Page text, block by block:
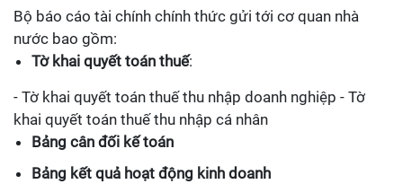
Bộ báo cáo tài chính chính thức gửi tới cơ quan nhà
nước bao gồm:
Tờ khai quyết toán thuế:
- Tờ khai quyết toán thuế thu nhập doanh nghiệp - Tờ
khai quyết toán thuế thu nhập cá nhân
Bảng cân đối kế toán
Bảng kết quả hoạt động kinh doanh